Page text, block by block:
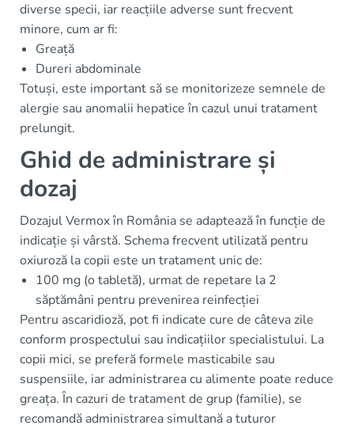
diverse specii, iar reacțiile adverse sunt frecvent
minore, cum ar fi:
Greață
Dureri abdominale
Totuși, este important să se monitorizeze semnele de
alergie sau anomalii hepatice în cazul unui tratament
prelungit.
Ghid de administrare și
dozaj
Dozajul Vermox în România se adaptează în funcție de
indicație și vârstă. Schema frecvent utilizată pentru
oxiuroză la copii este un tratament unic de:
100 mg (o tabletă), urmat de repetare la 2
săptămâni pentru prevenirea reinfecției
Pentru ascaridioză, pot fi indicate cure de câteva zile
conform prospectului sau indicațiilor specialistului. La
copii mici, se preferă formele masticabile sau
suspensiile, iar administrarea cu alimente poate reduce
greața. În cazuri de tratament de grup (familie), se
recomandă administrarea simultană a tuturor